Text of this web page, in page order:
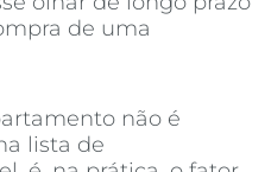
de uma
não é
lista de